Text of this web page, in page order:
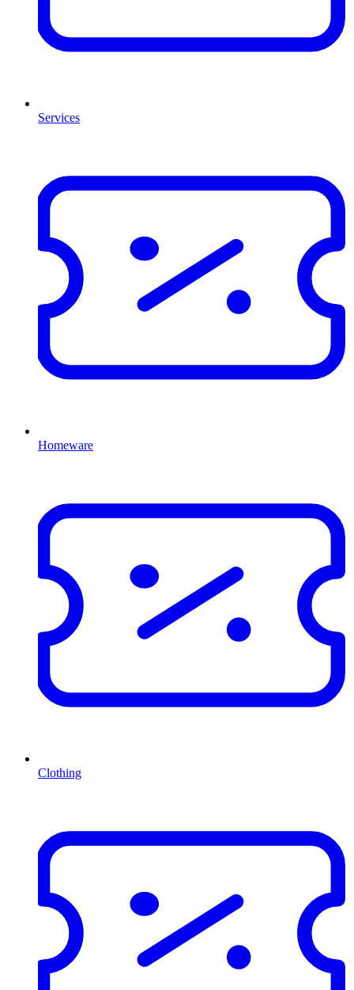
Services
Homeware
Clothing